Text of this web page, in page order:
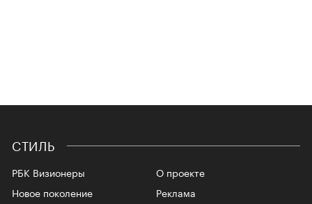
СТИЛЬ
РБК Визионеры
Новое поколение
О проекте
Реклама